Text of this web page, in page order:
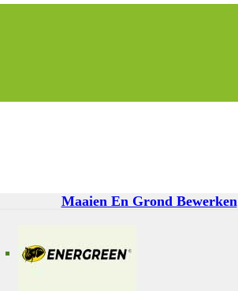
Maaien En Grond Bewerken